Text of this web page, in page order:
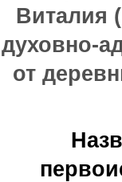
Виталия
духовно-
от